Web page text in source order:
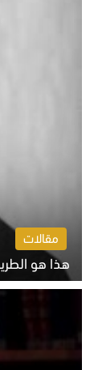
مقالات
هذا هو
الخميس 6 أغسطس 2026 10:52 ص